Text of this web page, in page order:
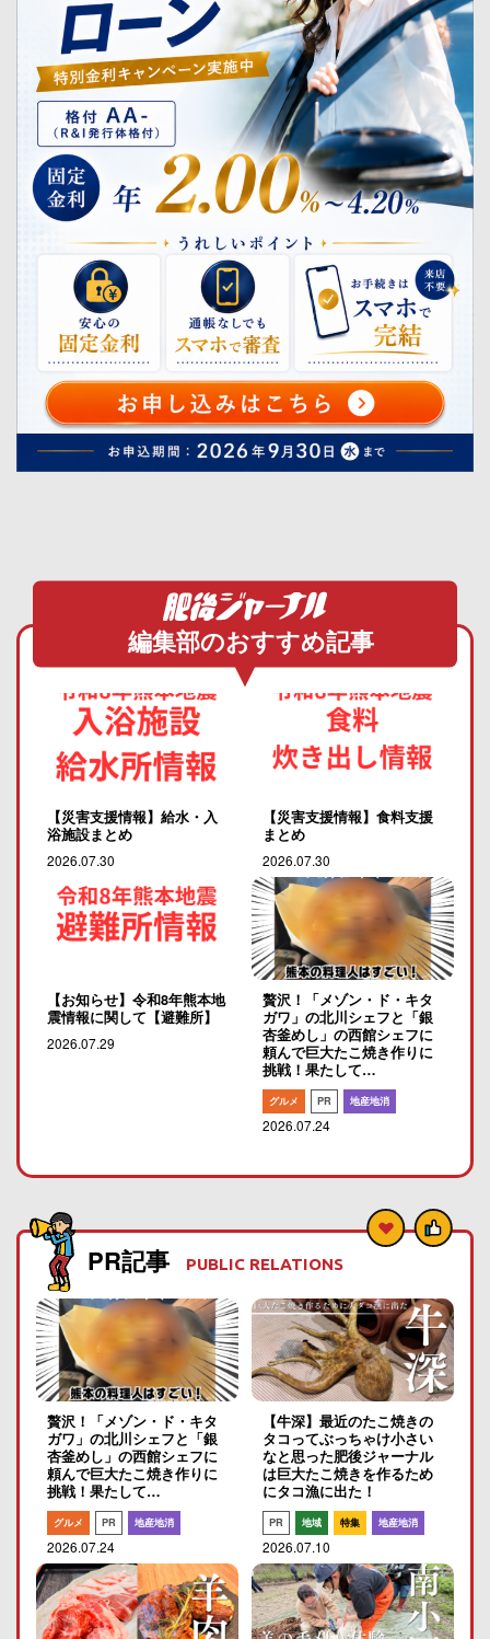
編集部のおすすめ記事
【災害支援情報】給水・入
浴施設まとめ
2026.07.30
【災害支援情報】食料支援
まとめ
2026.07.30
【お知らせ】令和8年熊本地
震情報に関して【避難所】
2026.07.29
贅沢！「メゾン・ド・キタ
ガワ」の北川シェフと「銀
杏釜めし」の西館シェフに
頼んで巨大たこ焼き作りに
挑戦！果たして…
グルメ PR 地産地消
2026.07.24
PR記事 PUBLIC RELATIONS
贅沢！「メゾン・ド・キタ
ガワ」の北川シェフと「銀
杏釜めし」の西館シェフに
頼んで巨大たこ焼き作りに
挑戦！果たして…
グルメ PR 地産地消
2026.07.24
【牛深】最近のたこ焼きの
タコってぶっちゃけ小さい
なと思った肥後ジャーナル
は巨大たこ焼きを作るため
にタコ漁に出た！
PR 地域 特集 地産地消
2026.07.10